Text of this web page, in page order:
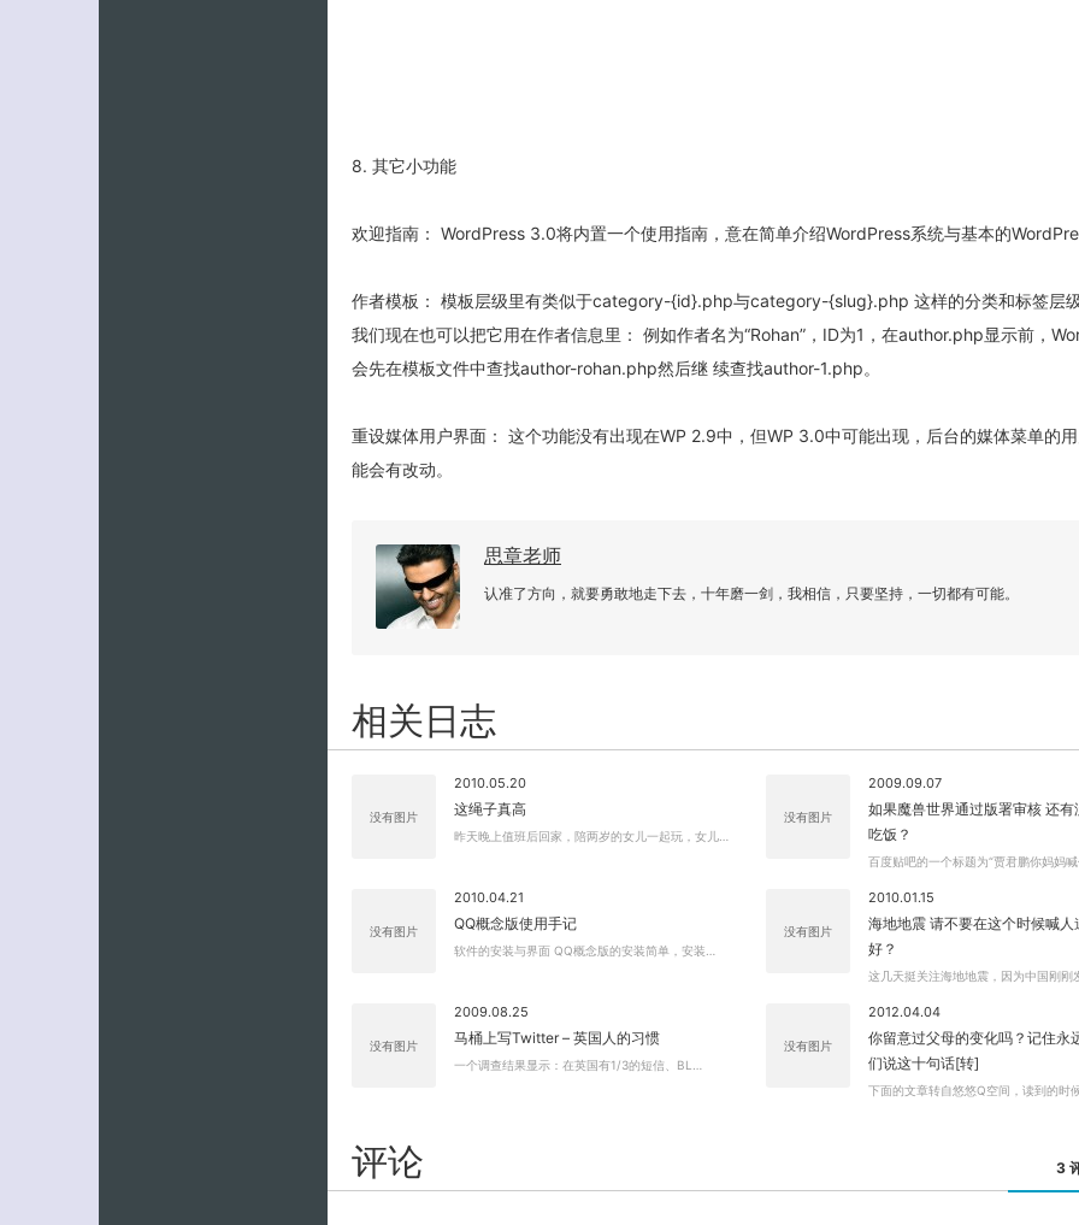
8. 其它小功能
欢迎指南： WordPress 3.0将内置一个使用指南，意在简单介绍WordPress系统与基本的
作者模板： 模板层级里有类似于category-{id}.php与category-{slug}.php 这样的分类和标签层
我们现在也可以把它用在作者信息里： 例如作者名为“Rohan”，ID为1，在author.php显示前，
会先在模板文件中查找author-rohan.php然后继 续查找author-1.php。
重设媒体用户界面： 这个功能没有出现在WP 2.9中，但WP 3.0中可能出现，后台的媒体菜单的
能会有改动。
思章老师
认准了方向，就要勇敢地走下去，十年磨一剑，我相信，只要坚持，一切都有可能。
相关日志
没有图片
2010.05.20
这绳子真高
昨天晚上值班后回家，陪两岁的女儿一起玩，女儿…
没有图片
2009.09.07
如果魔兽世界通过版署审核 还有
吃饭？
百度贴吧的一个标题为“贾君鹏你妈妈
没有图片
2010.04.21
QQ概念版使用手记
软件的安装与界面 QQ概念版的安装简单，安装…
没有图片
2010.01.15
海地地震 请不要在这个时候喊人
好？
这几天挺关注海地地震，因为中国刚刚
没有图片
2009.08.25
马桶上写Twitter – 英国人的习惯
一个调查结果显示：在英国有1/3的短信、BL…
没有图片
2012.04.04
你留意过父母的变化吗？记住永
们说这十句话[转]
下面的文章转自悠悠Q空间，读到的时
评论 3